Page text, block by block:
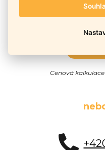
Cenová